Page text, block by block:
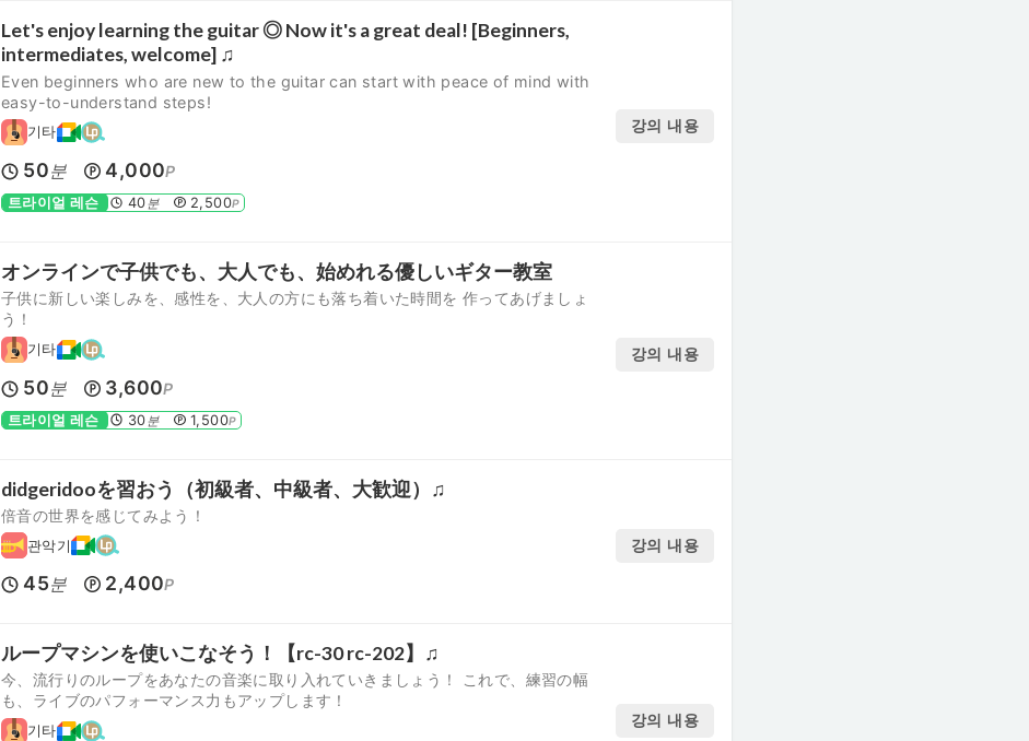
Let's enjoy learning the guitar ◎ Now it's a great deal! [Beginners,
intermediates, welcome] ♫
Even beginners who are new to the guitar can start with peace of mind with
easy-to-understand steps!
기타
50분 4,000P
트라이얼 레슨 40분 2,500P
강의 내용
オンラインで子供でも、大人でも、始めれる優しいギター教室
子供に新しい楽しみを、感性を、大人の方にも落ち着いた時間を 作ってあげましょ
う！
기타
50분 3,600P
트라이얼 레슨 30분 1,500P
강의 내용
didgeridooを習おう（初級者、中級者、大歓迎）♫
倍音の世界を感じてみよう！
관악기
45분 2,400P
강의 내용
ループマシンを使いこなそう！【rc-30 rc-202】♫
今、流行りのループをあなたの音楽に取り入れていきましょう！ これで、練習の幅
も、ライブのパフォーマンス力もアップします！
기타
강의 내용